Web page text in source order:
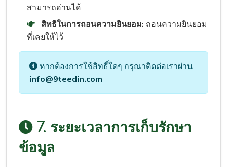
สามารถอ่านได้
สิทธิในการถอนความยินยอม: ถอนความยินยอม
ที่เคยให้ไว้
หากต้องการใช้สิทธิ์ใดๆ กรุณาติดต่อเราผ่าน
info@9teedin.com
7. ระยะเวลาการเก็บรักษา
ข้อมูล